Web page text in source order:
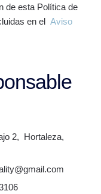
de esta Política de
en el Aviso
2, Hortaleza,